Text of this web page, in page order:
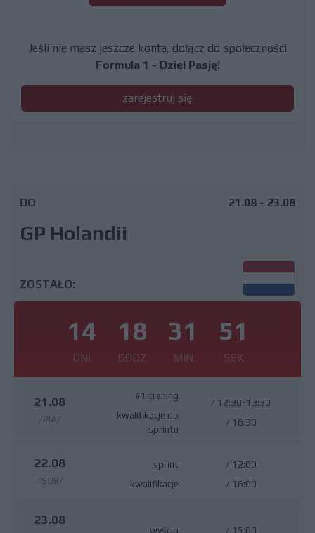
Jeśli nie masz jeszcze konta, dołącz do społeczności
Formula 1 - Dziel Pasję!
zarejestruj się
DO
GP Holandii
21.08 - 23.08
ZOSTAŁO:
14
DNI
18
GODZ
31
MIN
50
SEK
21.08
/PIĄ/
#1 trening
kwalifikacje do
sprintu
/ 12:30-13:30
/ 16:30
22.08
/SOB/
sprint
kwalifikacje
/ 12:00
/ 16:00
23.08
wyścig / 15:00